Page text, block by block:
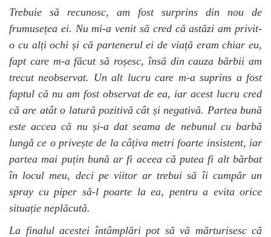
Trebuie să recunosc, am fost surprins din nou de
frumusețea ei. Nu mi-a venit să cred că astăzi am privit-
o cu alți ochi și că partenerul ei de viață eram chiar eu,
fapt care m-a făcut să roșesc, însă din cauza bărbii am
trecut neobservat. Un alt lucru care m-a suprins a fost
faptul că nu am fost observat de ea, iar acest lucru cred
că are atât o latură pozitivă cât și negativă. Partea bună
este accea că nu și-a dat seama de nebunul cu barbă
lungă ce o privește de la câțiva metri foarte insistent, iar
partea mai puțin bună ar fi aceea că putea fi alt bărbat
în locul meu, deci pe viitor ar trebui să îi cumpăr un
spray cu piper să-l poarte la ea, pentru a evita orice
situație neplăcută.
La finalul acestei întâmplări pot să vă mărturisesc că